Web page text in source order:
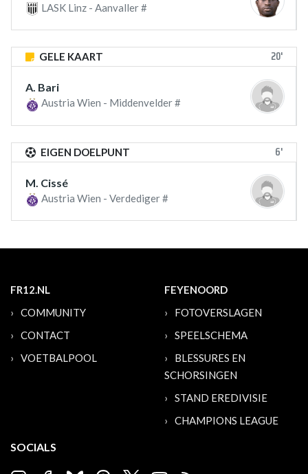
LASK Linz - Aanvaller #
GELE KAART 20'
A. Bari
Austria Wien - Middenvelder #
EIGEN DOELPUNT 6'
M. Cissé
Austria Wien - Verdediger #
FR12.NL
COMMUNITY
CONTACT
VOETBALPOOL
FEYENOORD
FOTOVERSLAGEN
SPEELSCHEMA
BLESSURES EN
SCHORSINGEN
STAND EREDIVISIE
CHAMPIONS LEAGUE
SOCIALS